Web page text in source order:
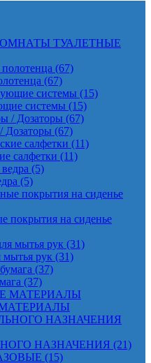
ТУАЛЕТНЫЕ
(67)
системы (15)
Дозаторы (67)
салфетки (11)
(5)
покрытия на сиденье
мытья рук (31)
(37)
НАЗНАЧЕНИЯ (21)